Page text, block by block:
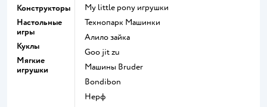
Конструкторы
Настольные
игры
Куклы
Мягкие
игрушки
my little pony игрушки
Технопарк Машинки
Алило зайка
Goo jit zu
Машины Bruder
Bondibon
Нерф